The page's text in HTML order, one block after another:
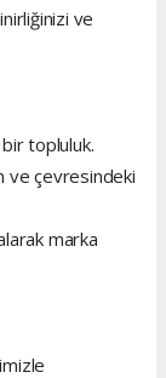
ve
topluluk.
ve çevresindeki
marka